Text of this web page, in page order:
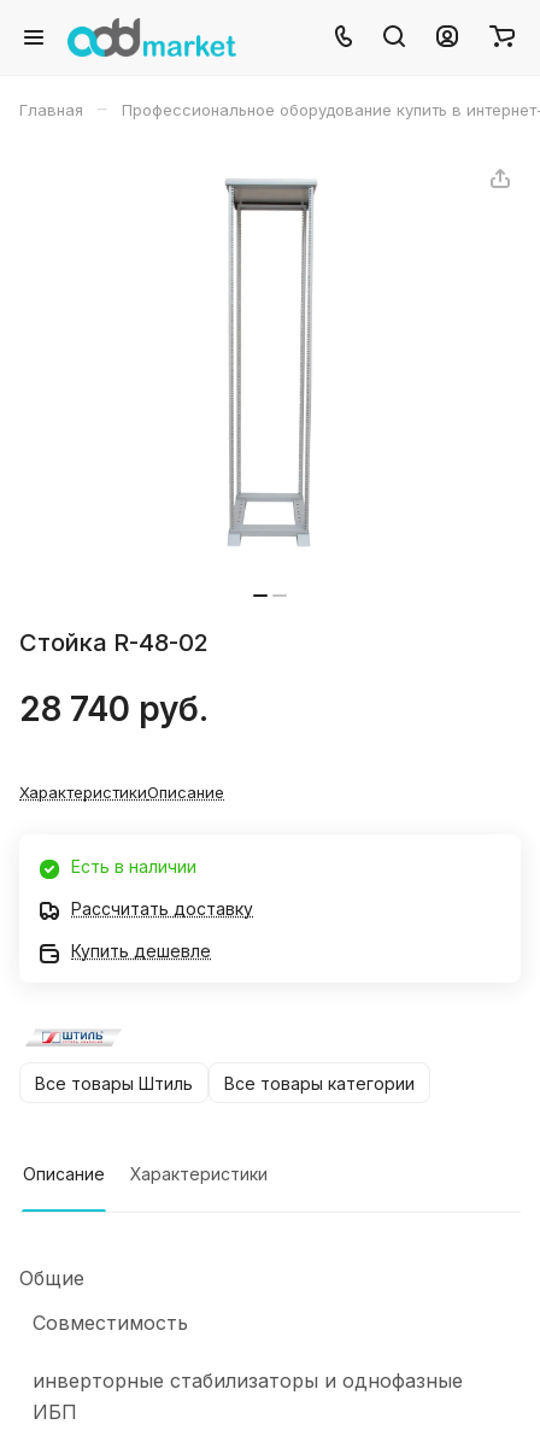
Главная – Профессиональное оборудование купить в
Стойка R-48-02
28 740 руб.
ХарактеристикиОписание
Есть в наличии
Рассчитать доставку
Купить дешевле
Все товары Штиль Все товары категории
Описание Характеристики
Общие
Совместимость
инверторные стабилизаторы и однофазные
ИБП